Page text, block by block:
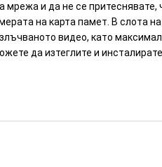
мрежа и да не се
на карта памет. В слота
видео, като
да изтеглите и